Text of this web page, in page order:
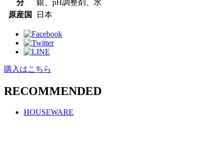
分
銀、pH調整剤、水
原産国
日本
購入はこちら
RECOMMENDED
HOUSEWARE